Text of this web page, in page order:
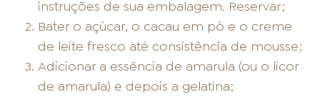
instruções de sua embalagem. Reservar;
Bater o açúcar, o cacau em pó e o creme
de leite fresco até consistência de mousse;
Adicionar a essência de amarula (ou o licor
de amarula) e depois a gelatina;